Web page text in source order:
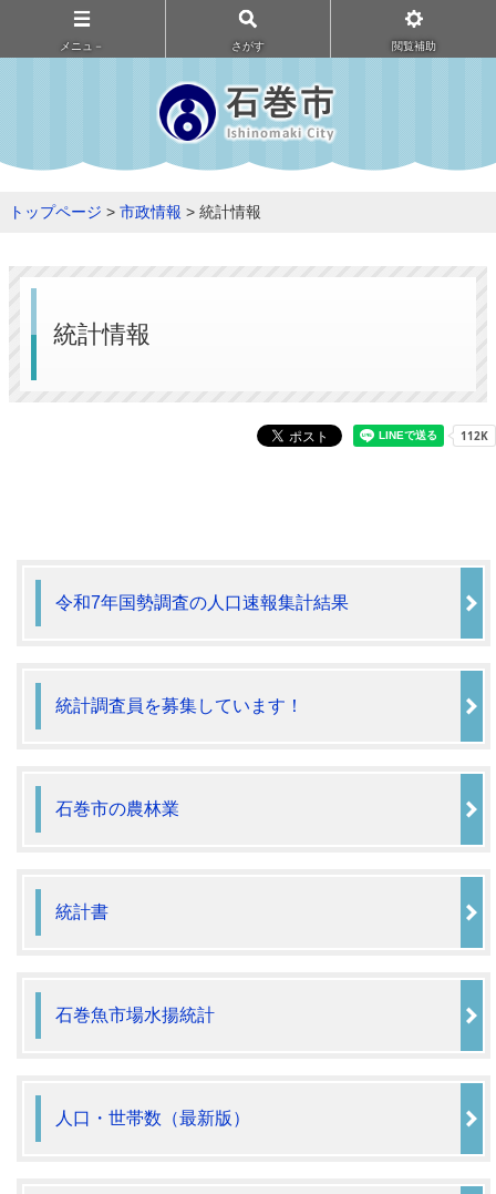
メニュ－ さがす 閲覧補助
トップページ > 市政情報 > 統計情報
統計情報
令和7年国勢調査の人口速報集計結果
統計調査員を募集しています！
石巻市の農林業
統計書
石巻魚市場水揚統計
人口・世帯数（最新版）